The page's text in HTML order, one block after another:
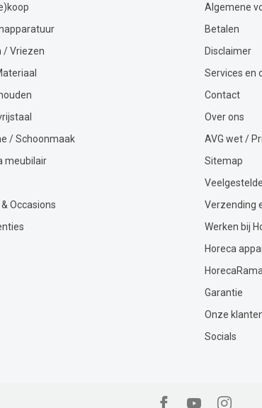
/ Vriezen
/ Schoonmaak
meubilair
Occasions
Algemene
Betalen
Disclaimer
Services en
Contact
Over ons
AVG wet /
Sitemap
Verzending
Werken bij
Horeca
Garantie
Onze
Socials